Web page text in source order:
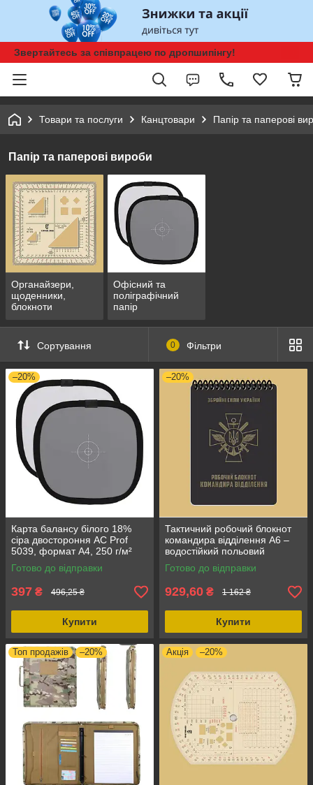
Звертайтесь за співпрацею по дропшипінгу!
Товари та послуги Канцтовари Папір та паперові
Папір та паперові вироби
Органайзери,
щоденники,
блокноти
Офісний та
поліграфічний
папір
Сортування 0 Фільтри
–20%
Карта балансу білого 18%
сіра двостороння AC Prof
5039, формат A4, 250 г/м²
Готово до відправки
397 ₴ 496,25 ₴
Купити
–20%
Тактичний робочий блокнот
командира відділення А6 –
водостійкий польовий
армійський записник
Готово до відправки
929,60 ₴ 1 162 ₴
Купити
Топ продажів –20% Акція –20%